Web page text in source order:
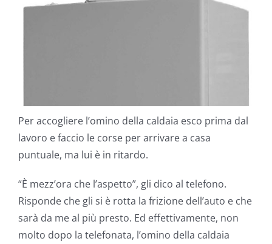
Per accogliere l’omino della caldaia esco prima dal
lavoro e faccio le corse per arrivare a casa
puntuale, ma lui è in ritardo.
“È mezz’ora che l’aspetto”, gli dico al telefono.
Risponde che gli si è rotta la frizione dell’auto e che
sarà da me al più presto. Ed effettivamente, non
molto dopo la telefonata, l’omino della caldaia